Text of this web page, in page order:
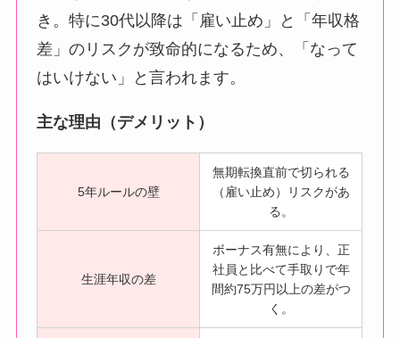
き。特に30代以降は「雇い止め」と「年収格
差」のリスクが致命的になるため、「なって
はいけない」と言われます。
主な理由（デメリット）
5年ルールの壁
無期転換直前で切られる
（雇い止め）リスクがあ
る。
生涯年収の差
ボーナス有無により、正
社員と比べて手取りで年
間約75万円以上の差がつ
く。